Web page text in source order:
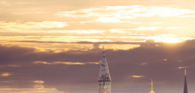
KALENDER
GALERIE
Videos